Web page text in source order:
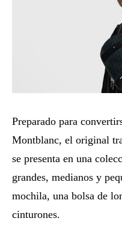
Preparado para
Montblanc, el original
se presenta en una
grandes, medianos y
mochila, una bolsa de
cinturones.